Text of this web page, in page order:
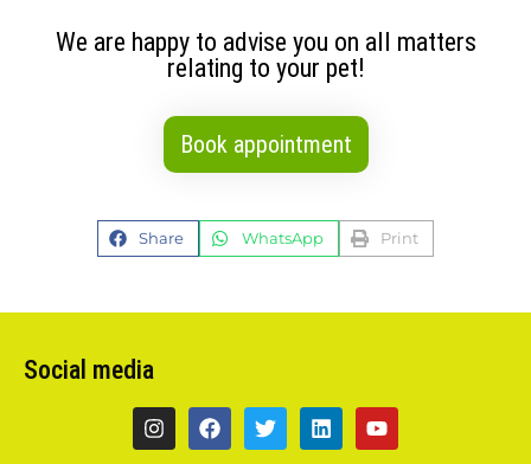
We are happy to advise you on all matters
relating to your pet!
Book appointment
Share WhatsApp Print
Social media